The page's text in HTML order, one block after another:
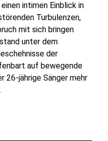
intimen Einblick in
Turbulenzen,
mit sich bringen
unter dem
der
auf bewegende
26-jährige Sänger mehr